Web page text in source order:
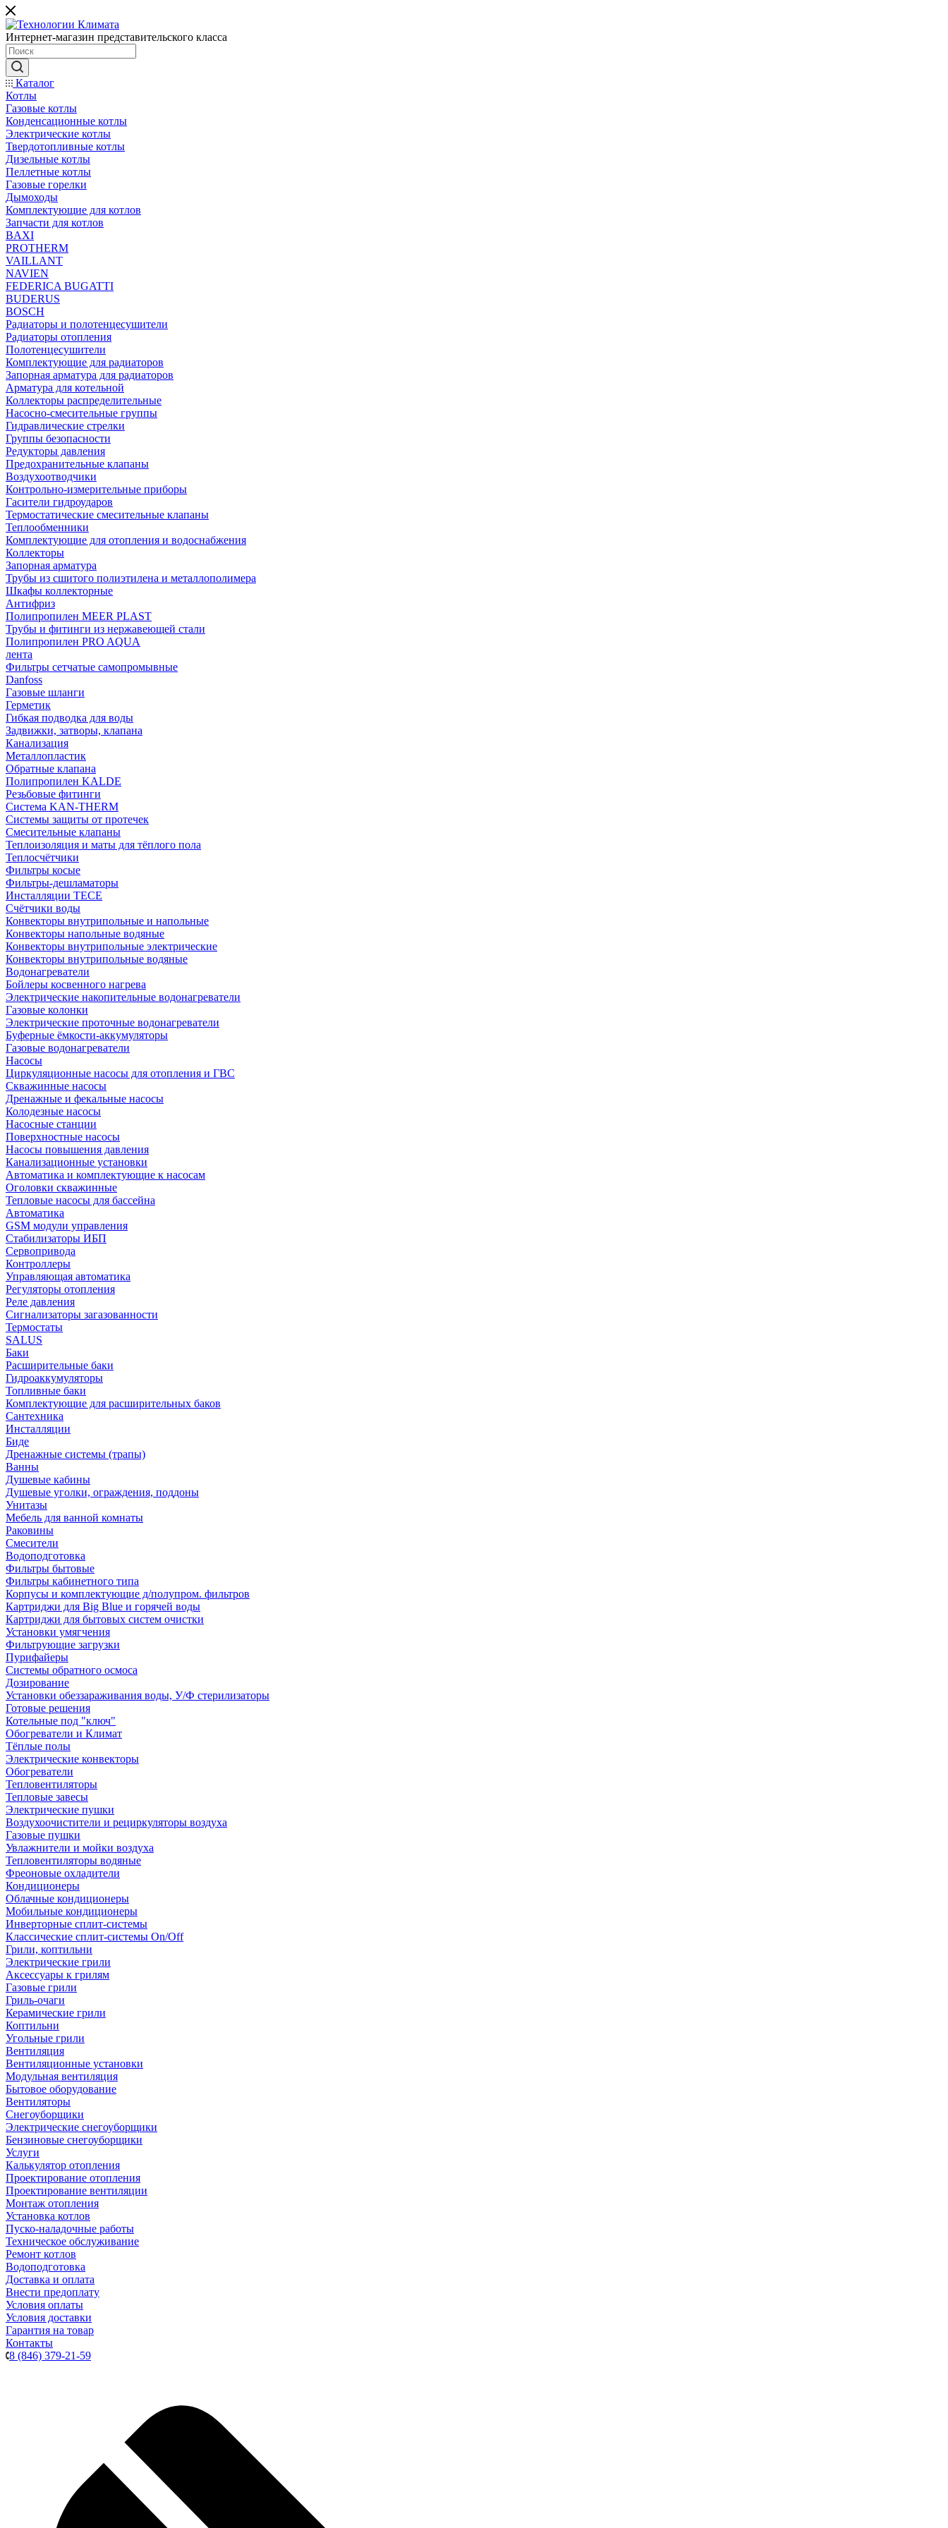
Интернет-магазин представительского класса
Каталог
Котлы
Газовые котлы
Конденсационные котлы
Электрические котлы
Твердотопливные котлы
Дизельные котлы
Пеллетные котлы
Газовые горелки
Дымоходы
Комплектующие для котлов
Запчасти для котлов
BAXI
PROTHERM
VAILLANT
NAVIEN
FEDERICA BUGATTI
BUDERUS
BOSCH
Радиаторы и полотенцесушители
Радиаторы отопления
Полотенцесушители
Комплектующие для радиаторов
Запорная арматура для радиаторов
Арматура для котельной
Коллекторы распределительные
Насосно-смесительные группы
Гидравлические стрелки
Группы безопасности
Редукторы давления
Предохранительные клапаны
Воздухоотводчики
Контрольно-измерительные приборы
Гасители гидроударов
Термостатические смесительные клапаны
Теплообменники
Комплектующие для отопления и водоснабжения
Коллекторы
Запорная арматура
Трубы из сшитого полиэтилена и металлополимера
Шкафы коллекторные
Антифриз
Полипропилен MEER PLAST
Трубы и фитинги из нержавеющей стали
Полипропилен PRO AQUA
лента
Фильтры сетчатые самопромывные
Danfoss
Газовые шланги
Герметик
Гибкая подводка для воды
Задвижки, затворы, клапана
Канализация
Металлопластик
Обратные клапана
Полипропилен KALDE
Резьбовые фитинги
Система KAN-THERM
Системы защиты от протечек
Смесительные клапаны
Теплоизоляция и маты для тёплого пола
Теплосчётчики
Фильтры косые
Фильтры-дешламаторы
Инсталляции TECE
Счётчики воды
Конвекторы внутрипольные и напольные
Конвекторы напольные водяные
Конвекторы внутрипольные электрические
Конвекторы внутрипольные водяные
Водонагреватели
Бойлеры косвенного нагрева
Электрические накопительные водонагреватели
Газовые колонки
Электрические проточные водонагреватели
Буферные ёмкости-аккумуляторы
Газовые водонагреватели
Насосы
Циркуляционные насосы для отопления и ГВС
Скважинные насосы
Дренажные и фекальные насосы
Колодезные насосы
Насосные станции
Поверхностные насосы
Насосы повышения давления
Канализационные установки
Автоматика и комплектующие к насосам
Оголовки скважинные
Тепловые насосы для бассейна
Автоматика
GSM модули управления
Стабилизаторы ИБП
Сервопривода
Контроллеры
Управляющая автоматика
Регуляторы отопления
Реле давления
Сигнализаторы загазованности
Термостаты
SALUS
Баки
Расширительные баки
Гидроаккумуляторы
Топливные баки
Комплектующие для расширительных баков
Сантехника
Инсталляции
Биде
Дренажные системы (трапы)
Ванны
Душевые кабины
Душевые уголки, ограждения, поддоны
Унитазы
Мебель для ванной комнаты
Раковины
Смесители
Водоподготовка
Фильтры бытовые
Фильтры кабинетного типа
Корпусы и комплектующие д/полупром. фильтров
Картриджи для Big Blue и горячей воды
Картриджи для бытовых систем очистки
Установки умягчения
Фильтрующие загрузки
Пурифайеры
Системы обратного осмоса
Дозирование
Установки обеззараживания воды, У/Ф стерилизаторы
Готовые решения
Котельные под "ключ"
Обогреватели и Климат
Тёплые полы
Электрические конвекторы
Обогреватели
Тепловентиляторы
Тепловые завесы
Электрические пушки
Воздухоочистители и рециркуляторы воздуха
Газовые пушки
Увлажнители и мойки воздуха
Тепловентиляторы водяные
Фреоновые охладители
Кондиционеры
Облачные кондиционеры
Мобильные кондиционеры
Инверторные сплит-системы
Классические сплит-системы On/Off
Грили, коптильни
Электрические грили
Аксессуары к грилям
Газовые грили
Гриль-очаги
Керамические грили
Коптильни
Угольные грили
Вентиляция
Вентиляционные установки
Модульная вентиляция
Бытовое оборудование
Вентиляторы
Снегоуборщики
Электрические снегоуборщики
Бензиновые снегоуборщики
Услуги
Калькулятор отопления
Проектирование отопления
Проектирование вентиляции
Монтаж отопления
Установка котлов
Пуско-наладочные работы
Техническое обслуживание
Ремонт котлов
Водоподготовка
Доставка и оплата
Внести предоплату
Условия оплаты
Условия доставки
Гарантия на товар
Контакты
8 (846) 379-21-59